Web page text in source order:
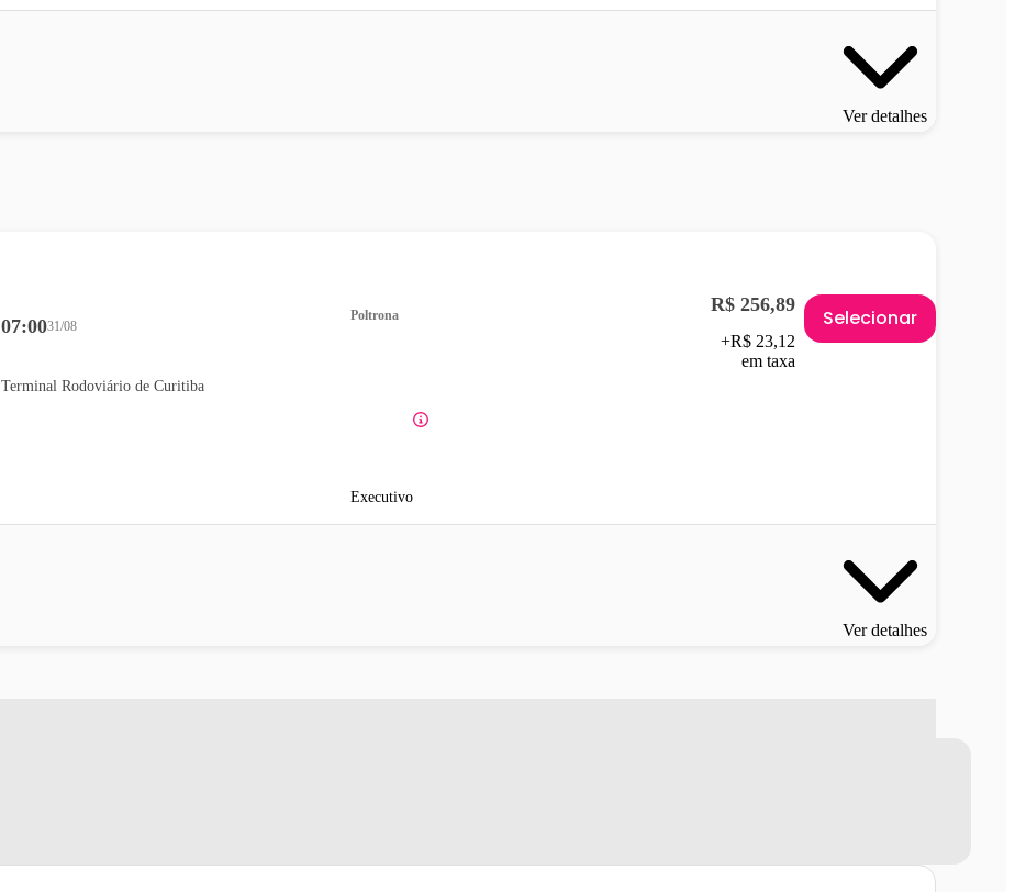
Ver detalhes
07:0031/08
Terminal Rodoviário de Curitiba
Poltrona
Executivo
R$ 256,89
+R$ 23,12
em taxa
Selecionar
Ver detalhes